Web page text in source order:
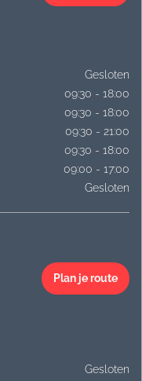
Gesloten
09:30 - 18:00
09:30 - 18:00
09:30 - 21:00
09:30 - 18:00
09:00 - 17:00
Gesloten
Plan je route
Gesloten